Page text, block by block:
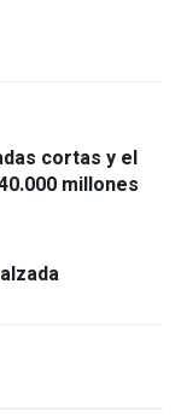
cortas y el
millones